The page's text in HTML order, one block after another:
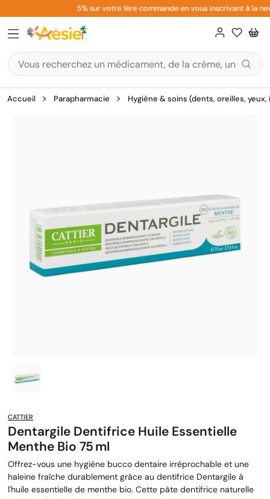
au
contenu
5% sur votre 1ère commande en vous inscrivant à la
Accueil Parapharmacie Hygiène & soins (dents, oreilles,
CATTIER
Dentargile Dentifrice Huile Essentielle
Menthe Bio 75 Ml
Offrez-vous une hygiène bucco dentaire irréprochable et une
haleine fraîche durablement grâce au dentifrice Dentargile à
l'huile essentielle de menthe bio. Cette pâte dentifrice naturelle